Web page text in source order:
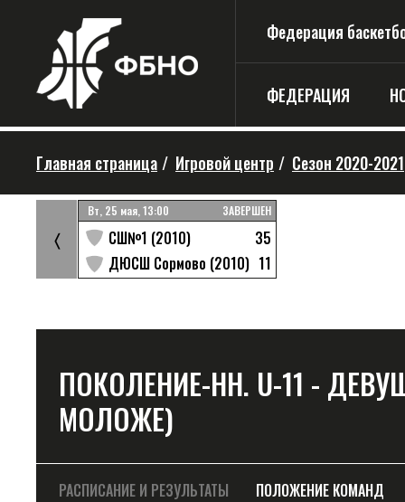
Федерация
ФЕДЕРАЦИЯ
Главная страница / Игровой центр / Сезон 2020-2021
30
Вт, 25 мая, 13:00 ЗАВЕРШЕН
СШ№1 (2010)
35
ДЮСШ Сормово (2010) 11
〈
ПОКОЛЕНИЕ-НН. U-11 -
МОЛОЖЕ)
РАСПИСАНИЕ И РЕЗУЛЬТАТЫ ПОЛОЖЕНИЕ КОМАНД